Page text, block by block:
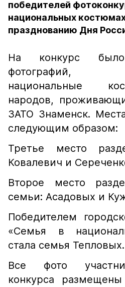
победителей
национальных
празднованию Дня
На конкурс
фотографий,
национальные
народов,
ЗАТО Знаменск.
следующим образом:
Третье место
Ковалевич и
Второе место
семьи: Асадовых и
Победителем
«Семья в
стала семья Тепловых.
Все фото
конкурса